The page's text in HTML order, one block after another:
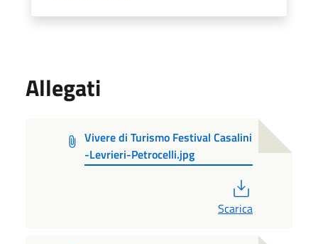
Allegati
Vivere di Turismo Festival Casalini
-Levrieri-Petrocelli.jpg
Scarica